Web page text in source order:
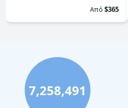
Από$365
7,258,491